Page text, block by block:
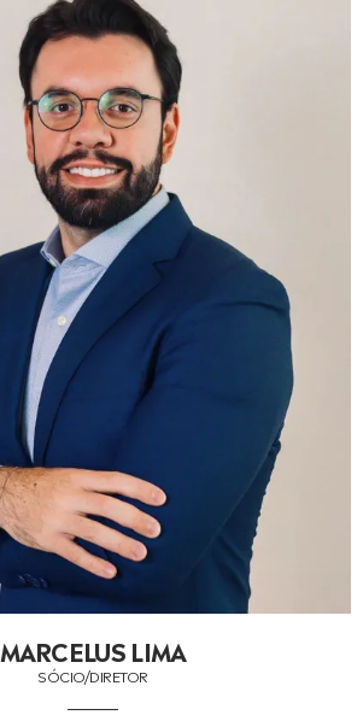
MARCELUS LIMA
SÓCIO/DIRETOR